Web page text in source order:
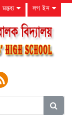
মন্তব্য লগ ইন